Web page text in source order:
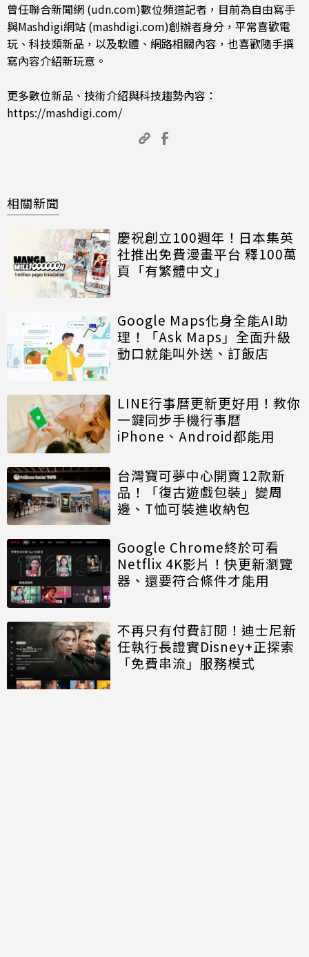
曾任聯合新聞網 (udn.com)數位頻道記者，目前為自由寫手
與Mashdigi網站 (mashdigi.com)創辦者身分，平常喜歡電
玩、科技類新品，以及軟體、網路相關內容，也喜歡隨手撰
寫內容介紹新玩意。
更多數位新品、技術介紹與科技趨勢內容：
https://mashdigi.com/
相關新聞
慶祝創立100週年！日本集英
社推出免費漫畫平台 釋100萬
頁「有繁體中文」
Google Maps化身全能AI助
理！「Ask Maps」全面升級
動口就能叫外送、訂飯店
LINE行事曆更新更好用！教你
一鍵同步手機行事曆
iPhone、Android都能用
台灣寶可夢中心開賣12款新
品！「復古遊戲包裝」變周
邊、T恤可裝進收納包
Google Chrome終於可看
Netflix 4K影片！快更新瀏覽
器、還要符合條件才能用
不再只有付費訂閱！迪士尼新
任執行長證實Disney+正探索
「免費串流」服務模式